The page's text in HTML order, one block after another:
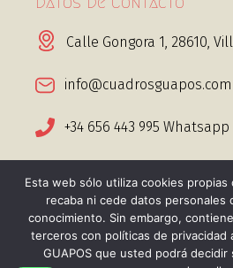
Calle Gongora 1, 28610,
info@cuadrosguapos.com
+34 656 443 995 Whatsapp
@2025 Cuadros guapos.
reservados
Esta web sólo utiliza cookies
recaba ni cede datos personales
conocimiento. Sin embargo,
terceros con políticas de privacidad
GUAPOS que usted podrá